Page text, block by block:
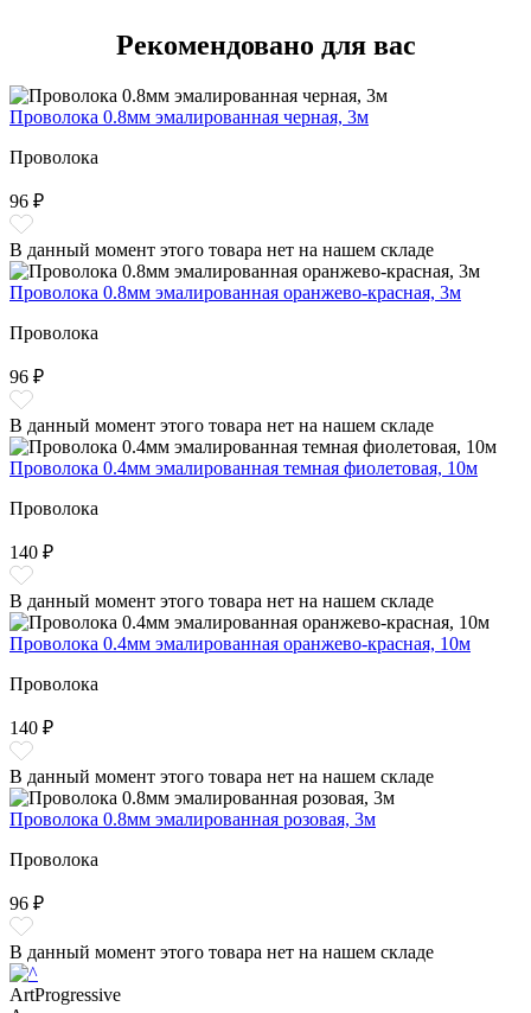
Рекомендовано для вас
Проволока 0.8мм эмалированная черная, 3м
Проволока
96 ₽
В данный момент этого товара нет на нашем складе
Проволока 0.8мм эмалированная оранжево-красная, 3м
Проволока
96 ₽
В данный момент этого товара нет на нашем складе
Проволока 0.4мм эмалированная темная фиолетовая, 10м
Проволока
140 ₽
В данный момент этого товара нет на нашем складе
Проволока 0.4мм эмалированная оранжево-красная, 10м
Проволока
140 ₽
В данный момент этого товара нет на нашем складе
Проволока 0.8мм эмалированная розовая, 3м
Проволока
96 ₽
В данный момент этого товара нет на нашем складе
ArtProgressive